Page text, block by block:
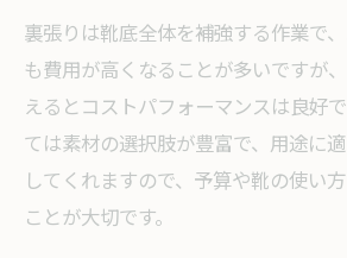
裏張りは靴底全体を補強する作業で
も費用が高くなることが多いですが
えるとコストパフォーマンスは良好
ては素材の選択肢が豊富で、用途に
してくれますので、予算や靴の使い
ことが大切です。